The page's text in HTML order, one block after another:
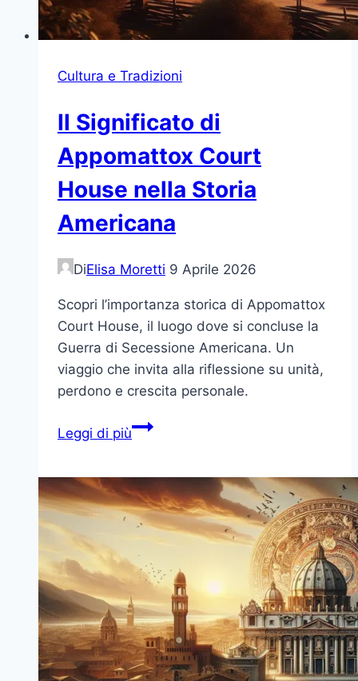
Cultura e Tradizioni
Il Significato di
Appomattox Court
House nella Storia
Americana
DiElisa Moretti 9 Aprile 2026
Scopri l’importanza storica di Appomattox
Court House, il luogo dove si concluse la
Guerra di Secessione Americana. Un
viaggio che invita alla riflessione su unità,
perdono e crescita personale.
Leggi di piùIl
Appomattox
Court
House
nella
Storia
Americana